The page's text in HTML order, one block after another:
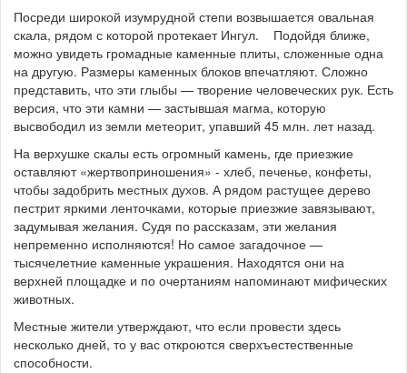
Посреди широкой изумрудной степи возвышается овальная
скала, рядом с которой протекает Ингул. Подойдя ближе,
можно увидеть громадные каменные плиты, сложенные одна
на другую. Размеры каменных блоков впечатляют. Сложно
представить, что эти глыбы — творение человеческих рук. Есть
версия, что эти камни — застывшая магма, которую
высвободил из земли метеорит, упавший 45 млн. лет назад.
На верхушке скалы есть огромный камень, где приезжие
оставляют «жертвоприношения» - хлеб, печенье, конфеты,
чтобы задобрить местных духов. А рядом растущее дерево
пестрит яркими ленточками, которые приезжие завязывают,
задумывая желания. Судя по рассказам, эти желания
непременно исполняются! Но самое загадочное —
тысячелетние каменные украшения. Находятся они на
верхней площадке и по очертаниям напоминают мифических
животных.
Местные жители утверждают, что если провести здесь
несколько дней, то у вас откроются сверхъестественные
способности.